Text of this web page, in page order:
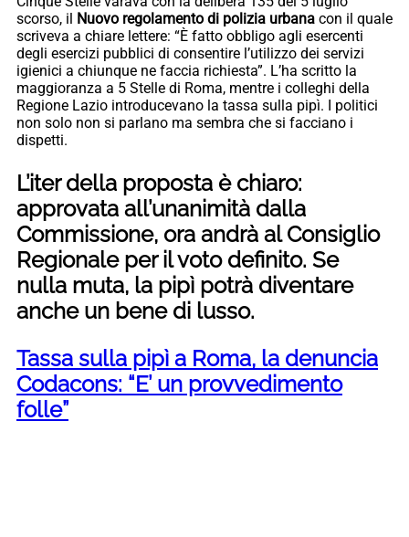
scorso, il
Nuovo regolamento di polizia urbana con il quale
scriveva a chiare lettere: “È fatto obbligo agli esercenti
degli esercizi pubblici di consentire l’utilizzo dei servizi
igienici a chiunque ne faccia richiesta”. L’ha scritto la
maggioranza a 5 Stelle di Roma, mentre i colleghi della
Regione Lazio introducevano la tassa sulla pipì. I politici
non solo non si parlano ma sembra che si facciano i
dispetti.
L’iter della proposta è chiaro:
approvata all’unanimità dalla
Commissione, ora andrà al Consiglio
Regionale per il voto definito. Se
nulla muta, la pipì potrà diventare
anche un bene di lusso.
Tassa sulla pipì a Roma, la denuncia
Codacons: “E’ un provvedimento
folle”